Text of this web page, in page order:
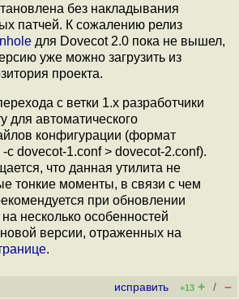
без накладывания
патчей. К сожалению релиз
для Dovecot 2.0 пока не вышел,
уже можно загрузить из
проекта.
с ветки 1.x разработчики
для автоматического
конфигурации (формат
c dovecot-1.conf > dovecot-2.conf).
что данная утилита не
тонкие моменты, в связи с чем
при обновлении
несколько особенностей
версии, отраженных на
.
исправить +13 + / –